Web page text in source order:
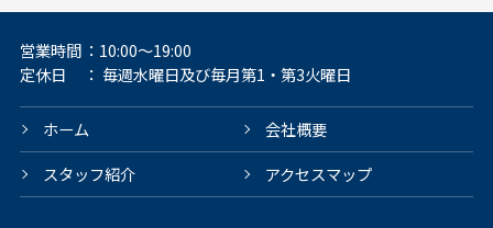
営業時間 ：10:00～19:00
定休日
： 毎週水曜日及び毎月第1・第3火曜日
ホーム
会社概要
スタッフ紹介
アクセスマップ